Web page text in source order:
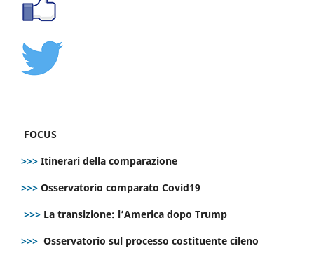
FOCUS
>>> Itinerari della comparazione
>>> Osservatorio comparato Covid19
>>> La transizione: l’America dopo Trump
>>> Osservatorio sul processo costituente cileno